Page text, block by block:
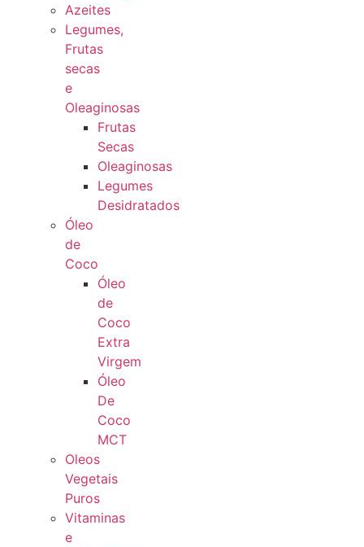
Azeites
Legumes,
Frutas
secas
e
Oleaginosas
Frutas
Secas
Oleaginosas
Legumes
Desidratados
Óleo
de
Coco
Óleo
de
Coco
Extra
Virgem
Óleo
De
Coco
MCT
Oleos
Vegetais
Puros
Vitaminas
e